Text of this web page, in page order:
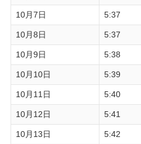
10月7日 5:37
10月8日 5:37
10月9日 5:38
10月10日 5:39
10月11日 5:40
10月12日 5:41
10月13日 5:42